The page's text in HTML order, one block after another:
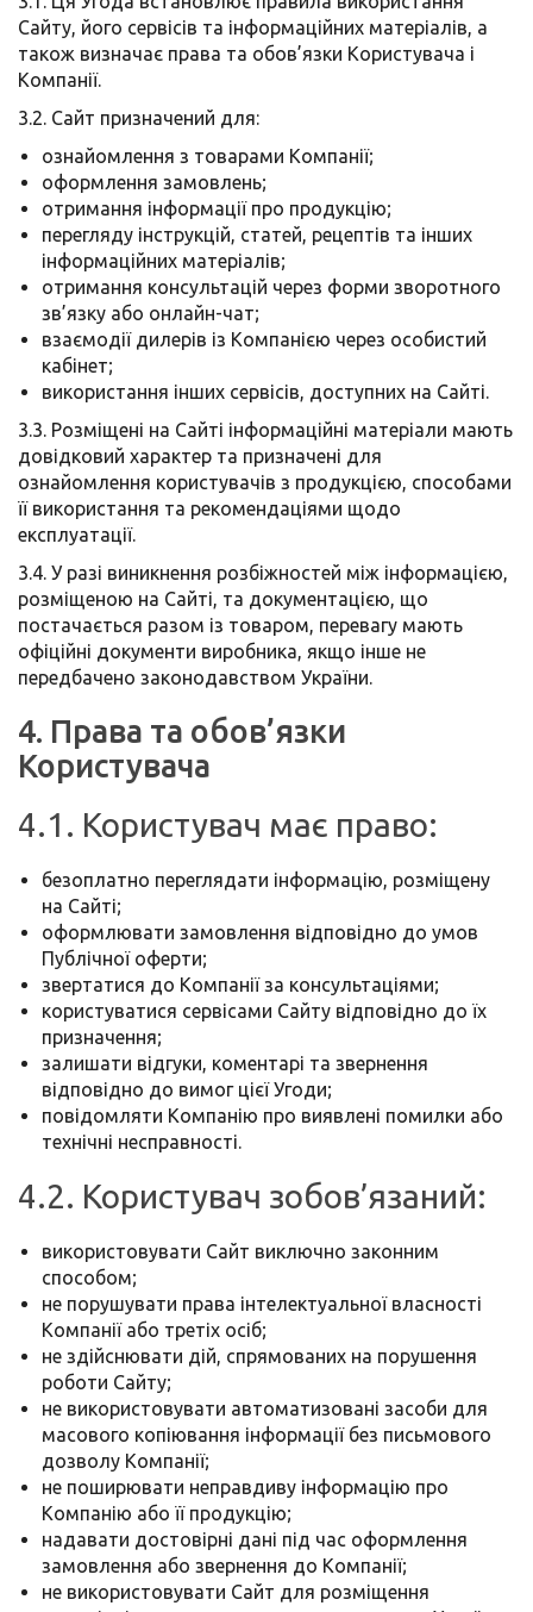
Сайту, його сервісів та інформаційних матеріалів, а
також визначає права та обов’язки Користувача і
Компанії.
3.2. Сайт призначений для:
ознайомлення з товарами Компанії;
оформлення замовлень;
отримання інформації про продукцію;
перегляду інструкцій, статей, рецептів та інших
інформаційних матеріалів;
отримання консультацій через форми зворотного
зв’язку або онлайн-чат;
взаємодії дилерів із Компанією через особистий
кабінет;
використання інших сервісів, доступних на Сайті.
3.3. Розміщені на Сайті інформаційні матеріали мають
довідковий характер та призначені для
ознайомлення користувачів з продукцією, способами
її використання та рекомендаціями щодо
експлуатації.
3.4. У разі виникнення розбіжностей між інформацією,
розміщеною на Сайті, та документацією, що
постачається разом із товаром, перевагу мають
офіційні документи виробника, якщо інше не
передбачено законодавством України.
4. Права та обов’язки
Користувача
4.1. Користувач має право:
безоплатно переглядати інформацію, розміщену
на Сайті;
оформлювати замовлення відповідно до умов
Публічної оферти;
звертатися до Компанії за консультаціями;
користуватися сервісами Сайту відповідно до їх
призначення;
залишати відгуки, коментарі та звернення
відповідно до вимог цієї Угоди;
повідомляти Компанію про виявлені помилки або
технічні несправності.
4.2. Користувач зобов’язаний:
використовувати Сайт виключно законним
способом;
не порушувати права інтелектуальної власності
Компанії або третіх осіб;
не здійснювати дій, спрямованих на порушення
роботи Сайту;
не використовувати автоматизовані засоби для
масового копіювання інформації без письмового
дозволу Компанії;
не поширювати неправдиву інформацію про
Компанію або її продукцію;
надавати достовірні дані під час оформлення
замовлення або звернення до Компанії;
не використовувати Сайт для розміщення